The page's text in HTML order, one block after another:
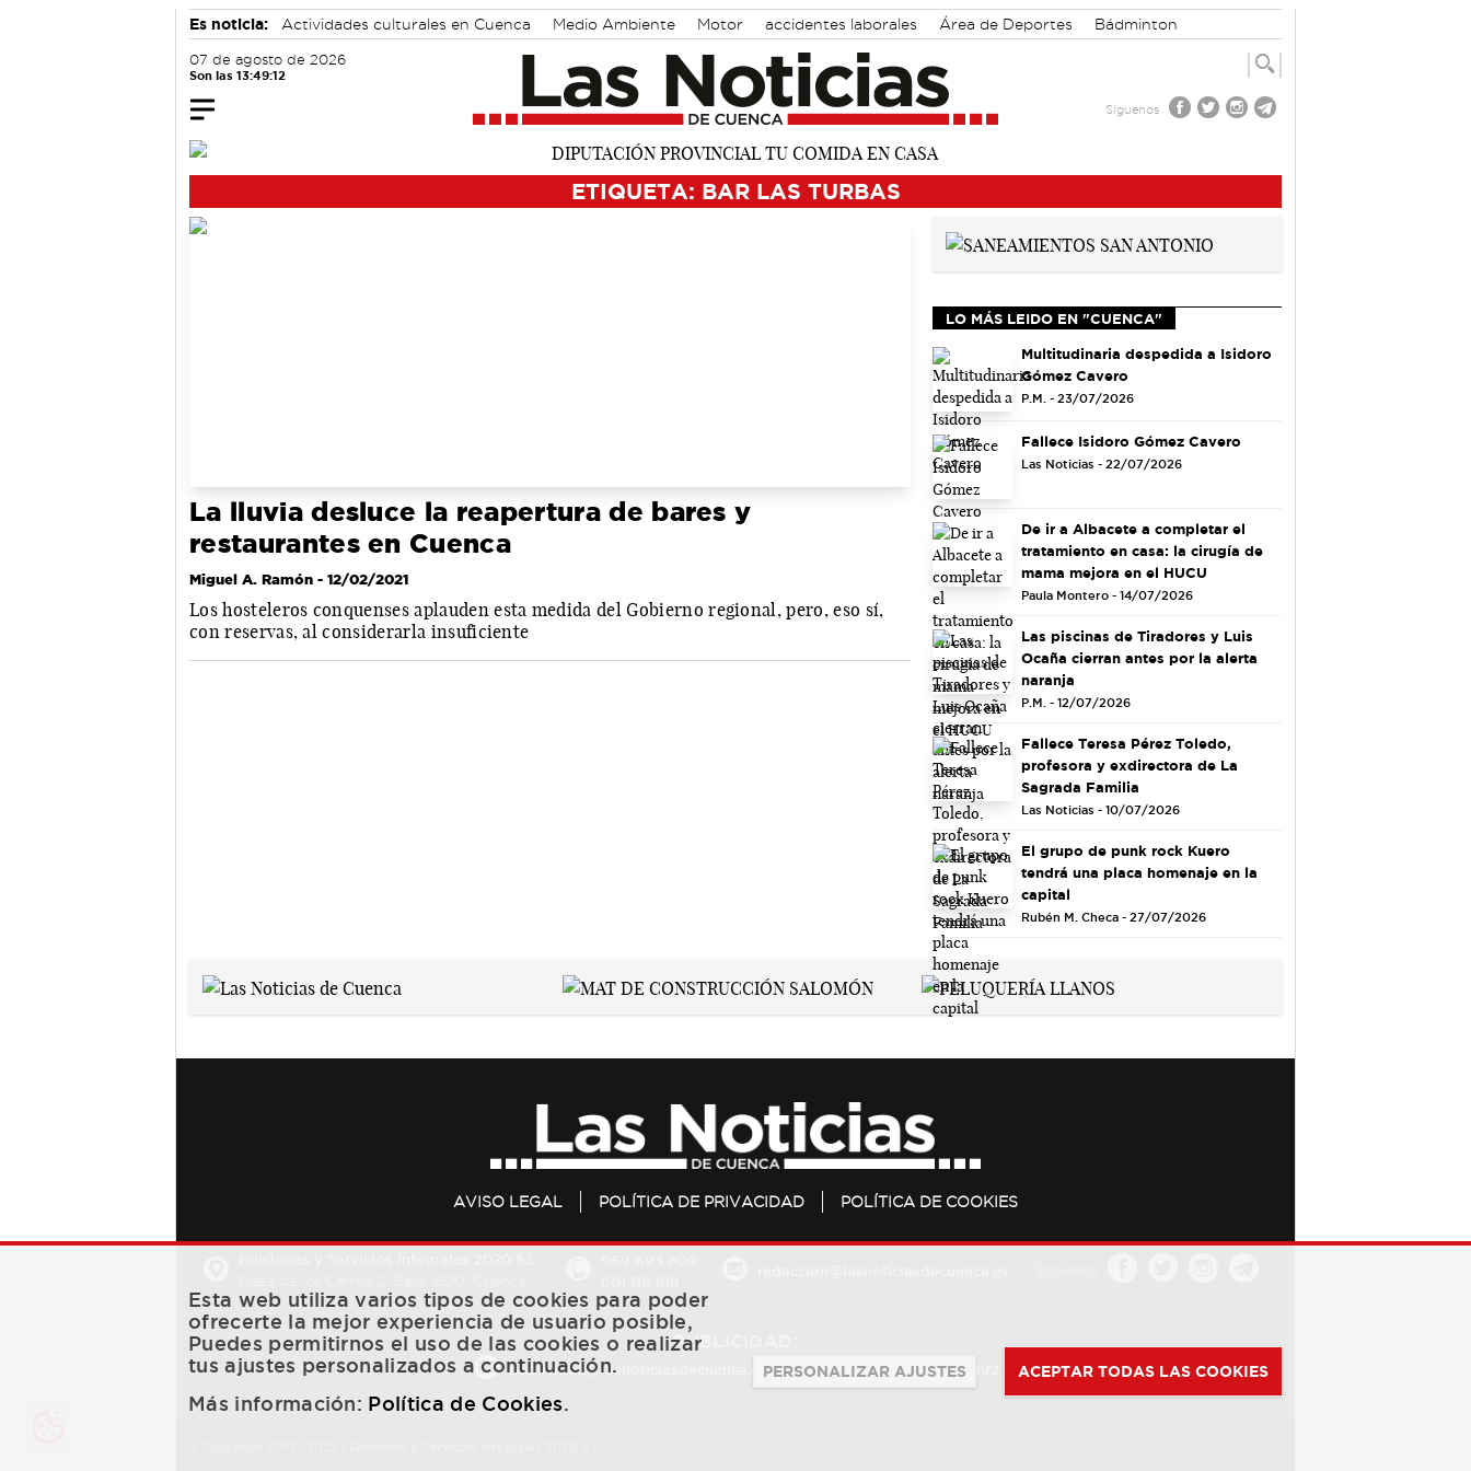
Es noticia: Actividades culturales en Cuenca Medio Ambiente Motor accidentes laborales Área de Deportes
Bádminton
07 de agosto de 2026
Son las 13:49:12
Síguenos
ETIQUETA: BAR LAS TURBAS
La lluvia desluce la reapertura de bares y
restaurantes en Cuenca
Miguel A. Ramón - 12/02/2021
Los hosteleros conquenses aplauden esta medida del Gobierno regional, pero, eso sí,
con reservas, al considerarla insuficiente
LO MÁS LEIDO EN "CUENCA"
Multitudinaria despedida a Isidoro
Gómez Cavero
P.M. - 23/07/2026
Fallece Isidoro Gómez Cavero
Las Noticias - 22/07/2026
De ir a Albacete a completar el
tratamiento en casa: la cirugía de
mama mejora en el HUCU
Paula Montero - 14/07/2026
Las piscinas de Tiradores y Luis
Ocaña cierran antes por la alerta
naranja
P.M. - 12/07/2026
Fallece Teresa Pérez Toledo,
profesora y exdirectora de La
Sagrada Familia
Las Noticias - 10/07/2026
El grupo de punk rock Kuero
tendrá una placa homenaje en la
capital
Rubén M. Checa - 27/07/2026
AVISO LEGAL POLÍTICA DE PRIVACIDAD POLÍTICA DE COOKIES
PUBLICIDAD:
publicidad@lasnoticiasdecuenca.es 684 126 573 / 670 726 392
Esta web utiliza varios tipos de cookies para poder
ofrecerte la mejor experiencia de usuario posible,
Puedes permitirnos el uso de las cookies o realizar
tus ajustes personalizados a continuación.
Más información: Política de Cookies.
PERSONALIZAR AJUSTES ACEPTAR TODAS LAS COOKIES